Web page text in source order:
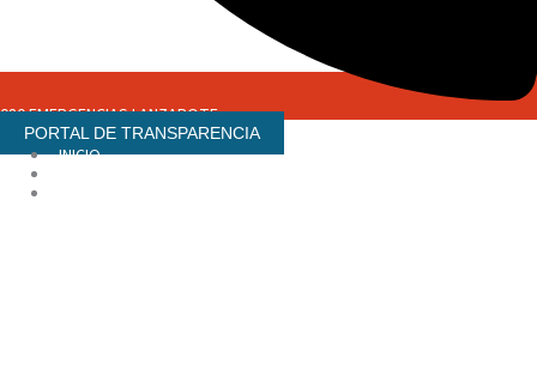
080 EMERGENCIAS LANZAROTE
PORTAL DE TRANSPARENCIA
INICIO